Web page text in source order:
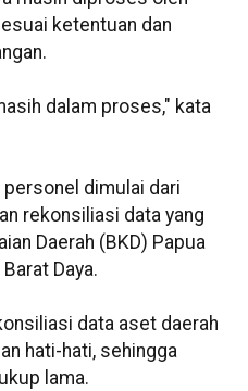
ketentuan dan
dalam proses," kata
personel dimulai dari
rekonsiliasi data yang
Daerah (BKD) Papua
Daya.
data aset daerah
hati-hati, sehingga
lama.